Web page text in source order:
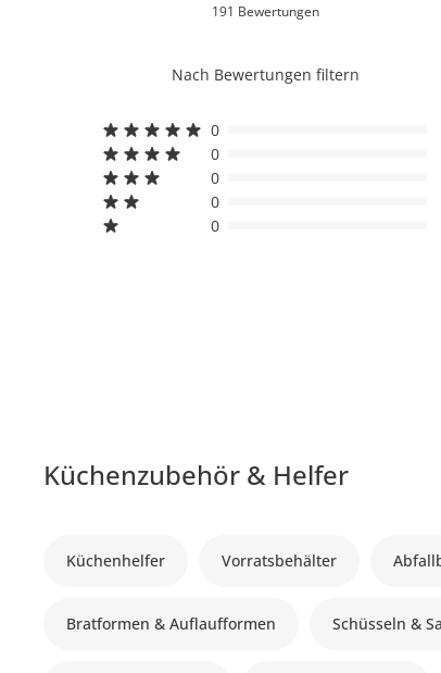
191 Bewertungen
Nach Bewertungen filtern
0
0
0
0
0
Küchenzubehör & Helfer
Küchenhelfer Vorratsbehälter
Bratformen & Auflaufformen Schüsseln &